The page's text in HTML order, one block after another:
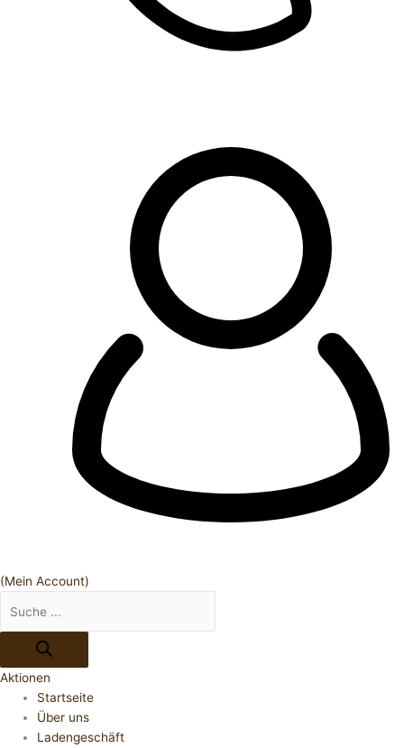
(Mein Account)
Aktionen
Startseite
Über uns
Ladengeschäft